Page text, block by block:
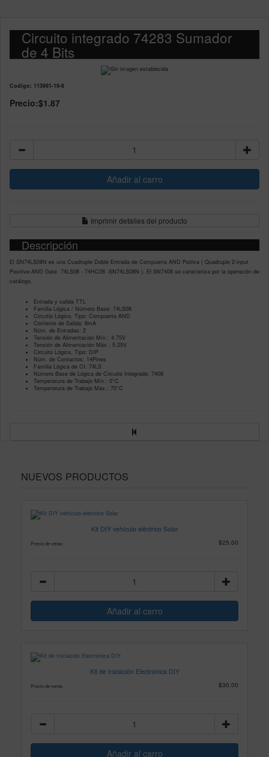
Circuito integrado 74283 Sumador
de 4 Bits
Codigo: 113991-19-6
Precio:$1.87
Imprimir detalles del producto
Descripción
El SN74LS08N es una Cuadruple Doble Entrada de Compuerta AND Poitiva ( Quadruple 2-input
Positive-AND Gate 74LS08 - 74HC08 -SN74LS08N ). El SN7408 se caracteriza por la operación de
catálogo.
Entrada y salida TTL
Familia Lógica / Número Base: 74LS08
Circutio Lógico, Tipo: Compuerta AND
Corriente de Salida: 8mA
Núm. de Entradas: 2
Tensión de Alimentación Mín.: 4.75V
Tensión de Alimentación Máx.: 5.25V
Circuito Lógico, Tipo: DIP
Núm. de Contactos: 14Pines
Familia Lógica de CI: 74LS
Número Base de Lógica de Circuito Integrado: 7408
Temperatura de Trabajo Mín.: 0°C
Temperatura de Trabajo Máx.: 70°C
NUEVOS PRODUCTOS
Kit DIY vehículo eléctrico Solar
Precio de venta: $25.00
Kit de Iniciación Electrónica DIY
Precio de venta: $30.00